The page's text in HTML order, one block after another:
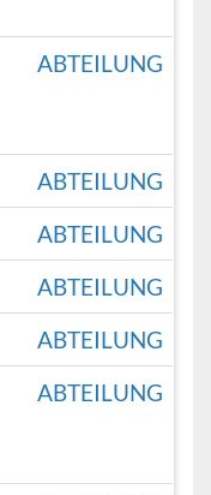
ABTEILUNG
ABTEILUNG
ABTEILUNG
ABTEILUNG
ABTEILUNG
ABTEILUNG